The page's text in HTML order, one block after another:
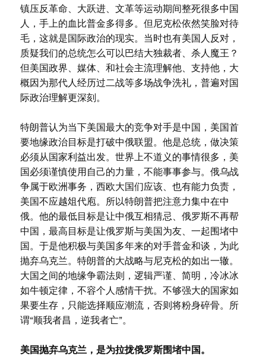
镇压反革命、大跃进、文革等运动期间整死很多中国
人，手上的血比普金多得多。但尼克松依然笑脸对待
毛，这就是国际政治的现实。当时也有美国人反对，
质疑我们的总统怎么可以巴结大独裁者、杀人魔王？
但美国政界、媒体、和社会主流理解他、支持他，大
概因为那代人经历过二战等多场战争洗礼，普遍对国
际政治理解更深刻。
特朗普认为当下美国最大的竞争对手是中国，美国首
要地缘政治目标是打破中俄联盟。他是总统，做决策
必须从国家利益出发。世界上不道义的事情很多，美
国必须谨慎使用自己的力量，不能事事参与。俄乌战
争属于欧洲事务，西欧大国们应该、也有能力负责，
美国不应越俎代庖。所以特朗普把注意力集中在中
俄。他的最低目标是让中俄互相猜忌、俄罗斯不再帮
中国，最高目标是让俄罗斯与美国为友、一起围堵中
国。于是他积极与美国多年来的对手普金和谈，为此
抛弃乌克兰。特朗普的大战略与尼克松的如出一辙。
大国之间的地缘争霸法则，逻辑严谨、简明，冷冰冰
如牛顿定律，不容个人感情干扰。不够强大的国家如
果要生存，只能选择顺应潮流，否则将粉身碎骨。所
谓“顺我者昌，逆我者亡”。
美国抛弃乌克兰，是为拉拢俄罗斯围堵中国。